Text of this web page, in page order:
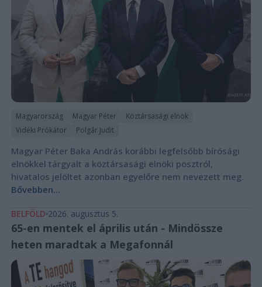
Magyarország Magyar Péter
Köztársasági elnök
Vidéki Prókátor
Polgár Judit
Magyar Péter Baka András korábbi legfelsőbb bírósági
elnökkel tárgyalt a köztársasági elnöki posztról,
hivatalos jelöltet azonban egyelőre nem nevezett meg.
Bővebben...
BELFÖLD 2026. augusztus 5.
65-en mentek el április után - Mindössze
heten maradtak a Megafonnál